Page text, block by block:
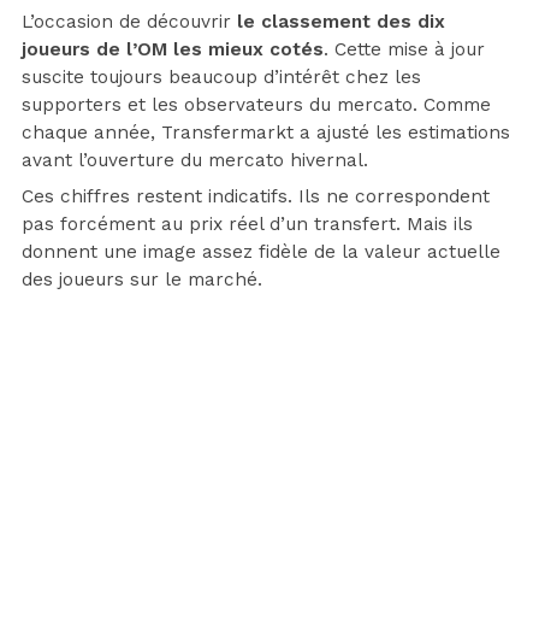
L’occasion de découvrir le classement des dix
joueurs de l’OM les mieux cotés. Cette mise à jour
suscite toujours beaucoup d’intérêt chez les
supporters et les observateurs du mercato. Comme
chaque année, Transfermarkt a ajusté les estimations
avant l’ouverture du mercato hivernal.
Ces chiffres restent indicatifs. Ils ne correspondent
pas forcément au prix réel d’un transfert. Mais ils
donnent une image assez fidèle de la valeur actuelle
des joueurs sur le marché.